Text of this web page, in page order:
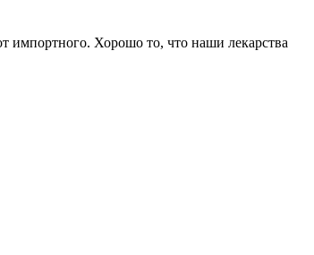
импортного. Хоро­шо то, что наши лекарства